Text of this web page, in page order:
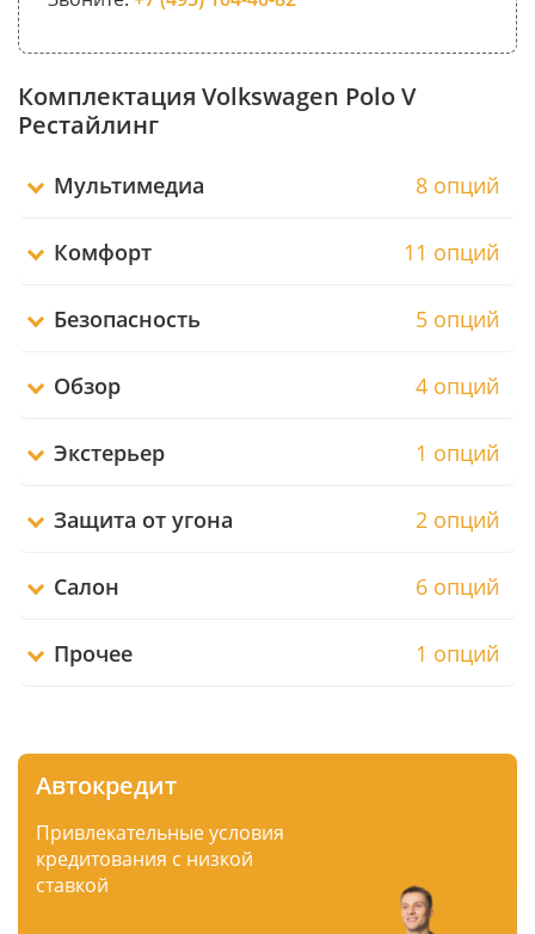
Комплектация Volkswagen Polo V
Рестайлинг
Мультимедиа 8 опций
Комфорт 11 опций
Безопасность 5 опций
Обзор 4 опций
Экстерьер 1 опций
Защита от угона 2 опций
Салон 6 опций
Прочее 1 опций
Автокредит
Привлекательные условия
кредитования с низкой
ставкой